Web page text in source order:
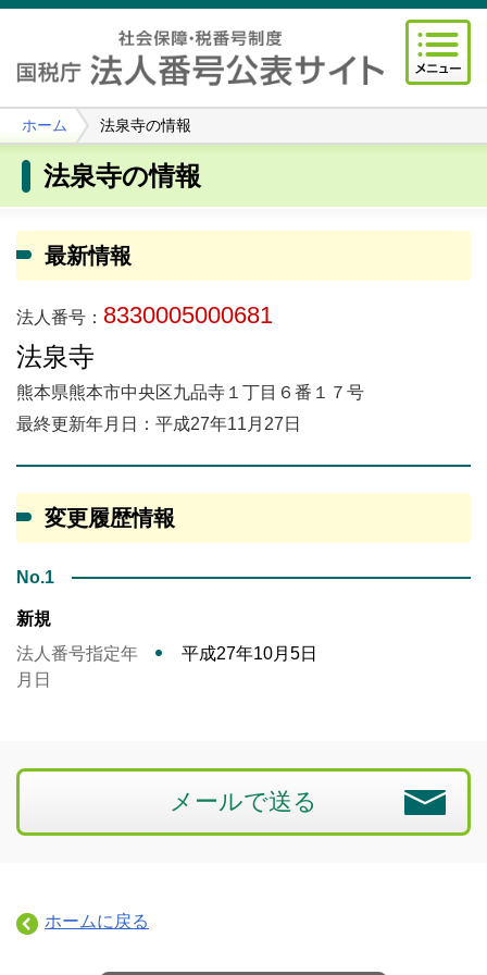
ホーム 法泉寺の情報
法泉寺の情報
最新情報
法人番号： 8330005000681
法泉寺
熊本県熊本市中央区九品寺１丁目６番１７号
最終更新年月日：平成27年11月27日
変更履歴情報
No.1
新規
法人番号指定年
月日
平成27年10月5日
メールで送る
ホームに戻る